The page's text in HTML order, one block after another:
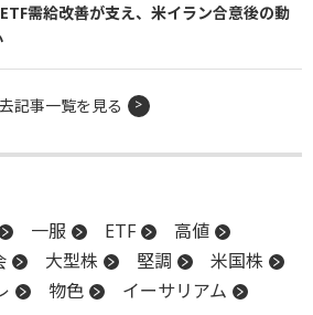
需給改善が支え、米イラン合意後の動
記事一覧を見る
一服 ETF
高値
大型株 堅調
米国株
物色
イーサリアム